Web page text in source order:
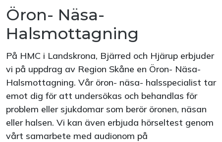
Öron- Näsa-
Halsmottagning
På HMC i Landskrona, Bjärred och Hjärup erbjuder
vi på uppdrag av Region Skåne en Öron- Näsa-
Halsmottagning. Vår öron- näsa- halsspecialist tar
emot dig för att undersökas och behandlas för
problem eller sjukdomar som berör öronen, näsan
eller halsen. Vi kan även erbjuda hörseltest genom
vårt samarbete med audionom på